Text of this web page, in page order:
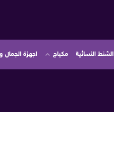
الشنط النسائية مكياج اجهزة الجمال